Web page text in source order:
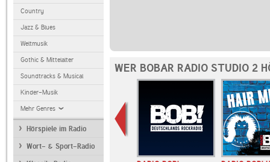
Country
Jazz & Blues
Weltmusik
Gothic & Mittelalter
Soundtracks & Musical
Kinder-Musik
Mehr Genres
Hörspiele im Radio
Wort- & Sport-Radio
WER BOBAR RADIO STUDIO 2